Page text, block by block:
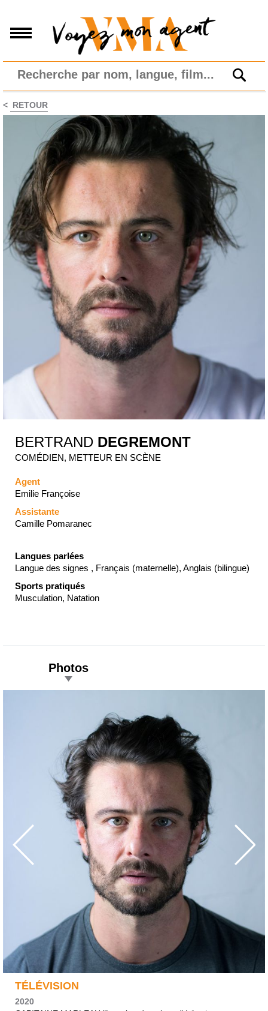
< RETOUR
BERTRAND DEGREMONT
COMÉDIEN, METTEUR EN SCÈNE
Agent
Emilie Françoise
Assistante
Camille Pomaranec
Langues parlées
Langue des signes , Français (maternelle), Anglais (bilingue)
Sports pratiqués
Musculation, Natation
Photos
TÉLÉVISION
2020